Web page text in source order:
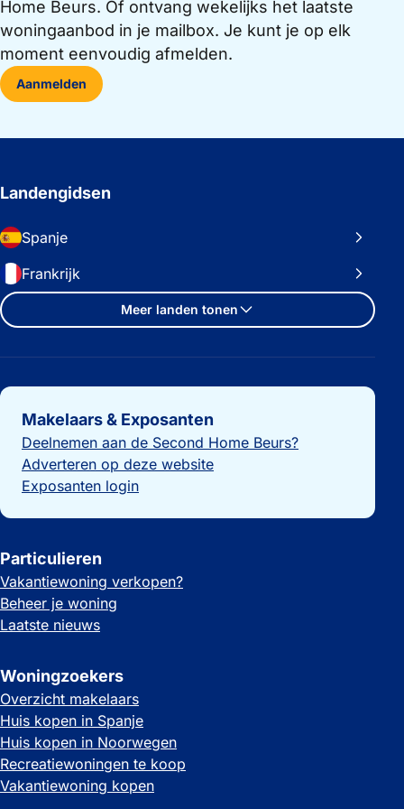
Home Beurs. Of ontvang wekelijks het laatste
woningaanbod in je mailbox. Je kunt je op elk
moment eenvoudig afmelden.
Aanmelden
Landengidsen
Spanje
Frankrijk
Meer landen tonen
Belangrijke links
Makelaars & Exposanten
Deelnemen aan de Second Home Beurs?
Adverteren op deze website
Exposanten login
Particulieren
Vakantiewoning verkopen?
Beheer je woning
Laatste nieuws
Woningzoekers
Overzicht makelaars
Huis kopen in Spanje
Huis kopen in Noorwegen
Recreatiewoningen te koop
Vakantiewoning kopen